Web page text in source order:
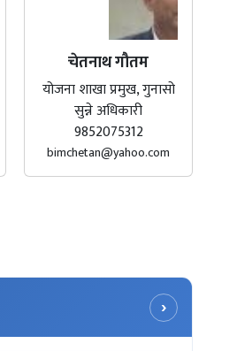
चेतनाथ गौतम
योजना शाखा प्रमुख, गुनासो
सुन्ने अधिकारी
9852075312
bimchetan@yahoo.com
›